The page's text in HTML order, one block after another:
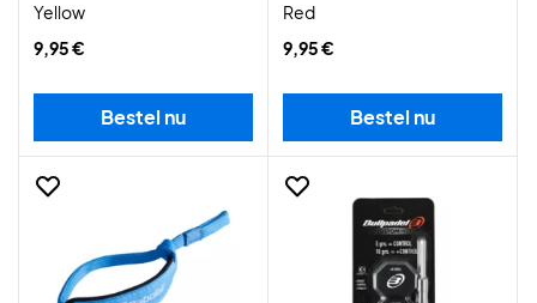
Yellow
9,95 €
Bestel nu
Red
9,95 €
Bestel nu